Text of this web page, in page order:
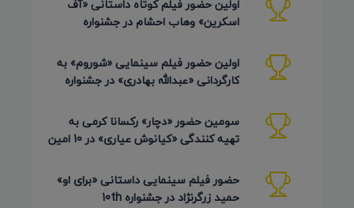
اولین حضور فیلم کوتاه داستانی «آف
اسکرین» وهاب احشام در جشنواره
اولین حضور فیلم سینمایی «شوروم» به
کارگردانی «عبدالله بهادری» در جشنواره
سومین حضور «دچار» رکسانا کرمی به
تهیه کنندگی «کیانوش عیاری» در 10 امین
حضور فیلم سینمایی داستانی «برای او»
حمید زرگرنژاد در جشنواره 10th